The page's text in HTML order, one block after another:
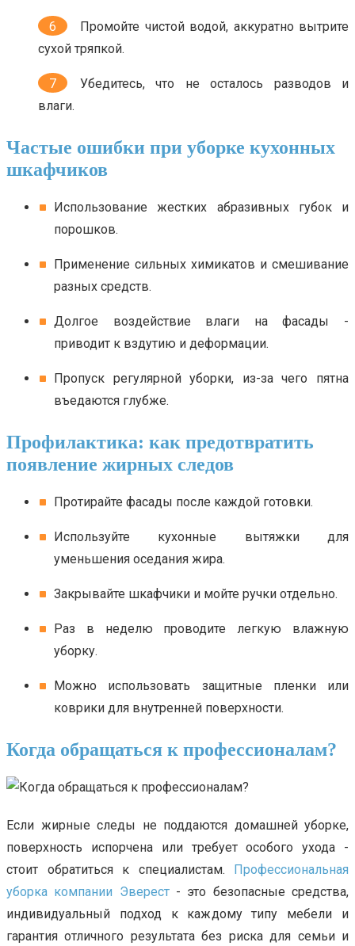
Промойте чистой водой, аккуратно вытрите
сухой тряпкой.
Убедитесь, что не осталось разводов и
влаги.
Частые ошибки при уборке кухонных
шкафчиков
Использование жестких абразивных губок и
порошков.
Применение сильных химикатов и смешивание
разных средств.
Долгое воздействие влаги на фасады -
приводит к вздутию и деформации.
Пропуск регулярной уборки, из-за чего пятна
въедаются глубже.
Профилактика: как предотвратить
появление жирных следов
Протирайте фасады после каждой готовки.
Используйте кухонные вытяжки для
уменьшения оседания жира.
Закрывайте шкафчики и мойте ручки отдельно.
Раз в неделю проводите легкую влажную
уборку.
Можно использовать защитные пленки или
коврики для внутренней поверхности.
Когда обращаться к профессионалам?
Если жирные следы не поддаются домашней уборке,
поверхность испорчена или требует особого ухода -
стоит обратиться к специалистам. Профессиональная
уборка компании Эверест- это безопасные средства,
индивидуальный подход к каждому типу мебели и
гарантия отличного результата без риска для семьи и